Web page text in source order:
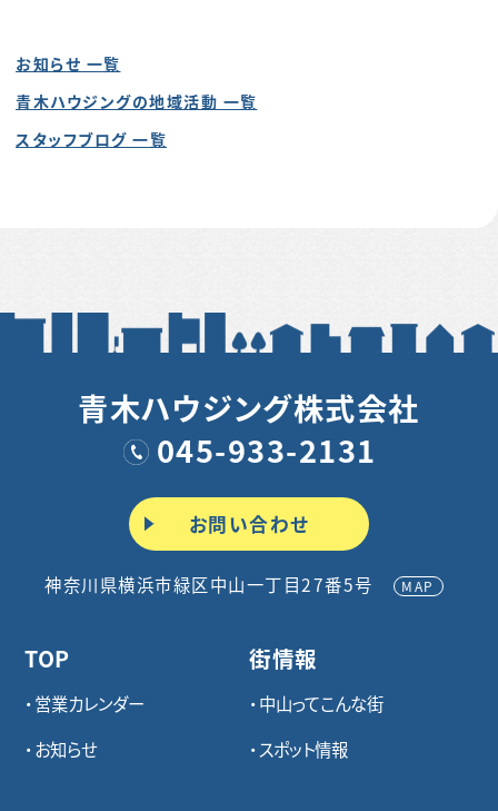
お知らせ 一覧
青木ハウジングの地域活動 一覧
スタッフブログ 一覧
青木ハウジング株式会社
045-933-2131
お問い合わせ
神奈川県横浜市緑区中山一丁目27番5号 MAP
TOP
営業カレンダー
お知らせ
街情報
中山ってこんな街
スポット情報